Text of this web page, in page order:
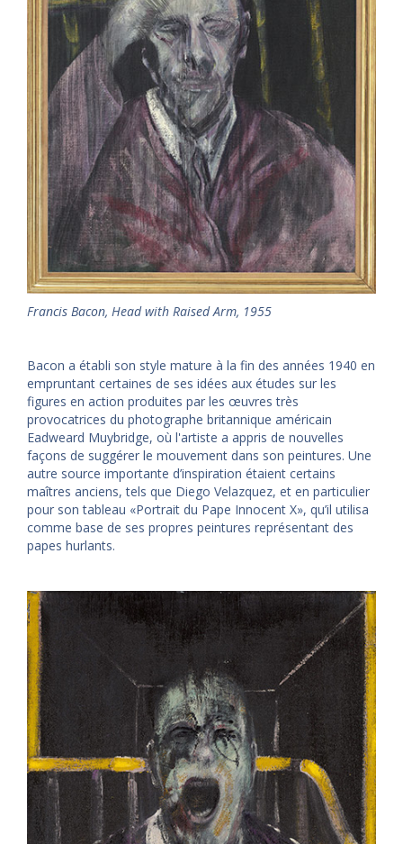
Francis Bacon, Head with Raised Arm, 1955
Bacon a établi son style mature à la fin des années 1940 en
empruntant certaines de ses idées aux études sur les
figures en action produites par les œuvres très
provocatrices du photographe britannique américain
Eadweard Muybridge, où l'artiste a appris de nouvelles
façons de suggérer le mouvement dans son peintures. Une
autre source importante d’inspiration étaient certains
maîtres anciens, tels que Diego Velazquez, et en particulier
pour son tableau «Portrait du Pape Innocent X», qu’il utilisa
comme base de ses propres peintures représentant des
papes hurlants.